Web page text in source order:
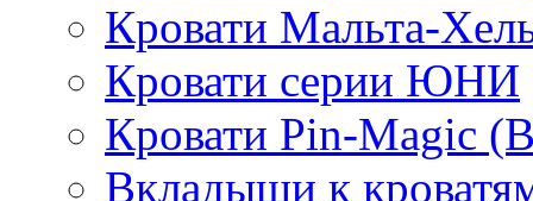
Кровати Мальта-
Кровати серии ЮНИ
Кровати Pin-Magic
Вкладыши к